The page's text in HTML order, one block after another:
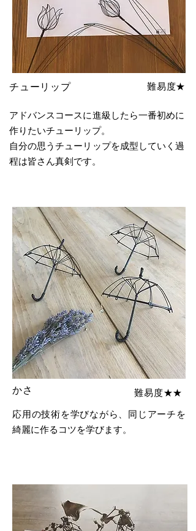
チューリップ 難易度★
アドバンスコースに進級したら一番初めに
作りたいチューリップ。
​自分の思うチューリップを成型していく過
程は皆さん真剣です。
​かさ
難易度★★
応用の技術を学びながら、同じアーチを
綺麗に作るコツを学びます。